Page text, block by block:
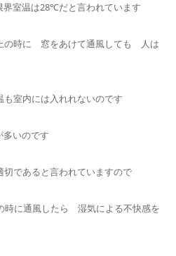
室温は28℃だと言われています
時に 窓をあけて通風しても 人は
室内には入れれないのです
いのです
であると言われていますので
に通風したら 湿気による不快感を